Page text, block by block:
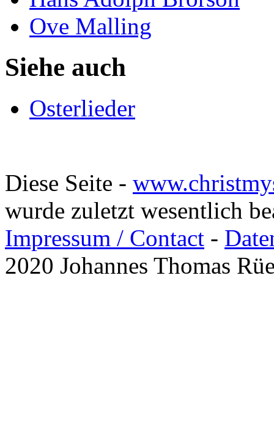
Ove Malling
Siehe auch
Osterlieder
Diese Seite -
wurde zuletzt wesentlich
Impressum / Contact -
2020 Johannes Thomas